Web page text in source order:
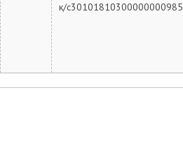
к/c30101810300000000985